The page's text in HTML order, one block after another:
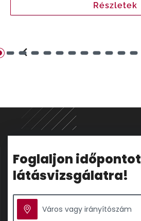
Részletek
Foglaljon időpontot
látásvizsgálatra!